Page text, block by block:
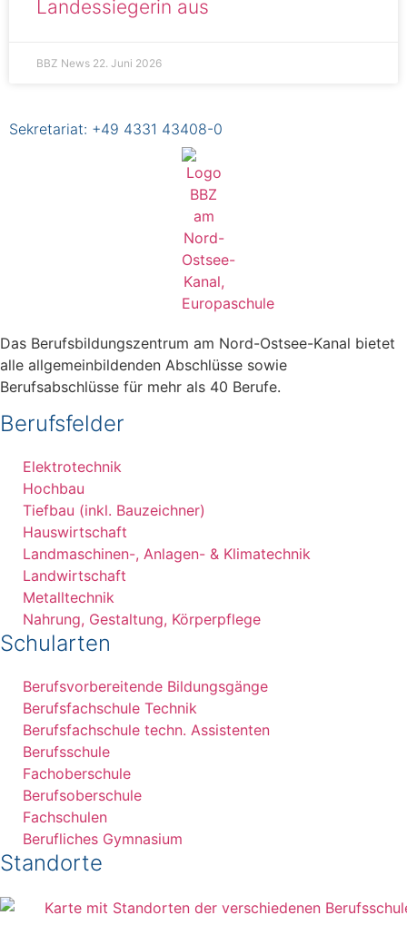
Landessiegerin aus
BBZ News 22. Juni 2026
Sekretariat: +49 4331 43408-0
Das Berufsbildungszentrum am Nord-Ostsee-Kanal bietet
alle allgemeinbildenden Abschlüsse sowie
Berufsabschlüsse für mehr als 40 Berufe.
Berufsfelder
Elektrotechnik
Hochbau
Tiefbau (inkl. Bauzeichner)
Hauswirtschaft
Landmaschinen-, Anlagen- & Klimatechnik
Landwirtschaft
Metalltechnik
Nahrung, Gestaltung, Körperpflege
Schularten
Berufsvorbereitende Bildungsgänge
Berufsfachschule Technik
Berufsfachschule techn. Assistenten
Berufsschule
Fachoberschule
Berufsoberschule
Fachschulen
Berufliches Gymnasium
Standorte